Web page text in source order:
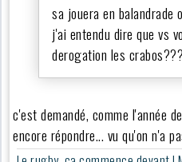
sa jouera en balandrade
j'ai entendu dire que vs
derogation les crabos???
c'est demandé, comme l'année
encore répondre... vu qu'on n'a